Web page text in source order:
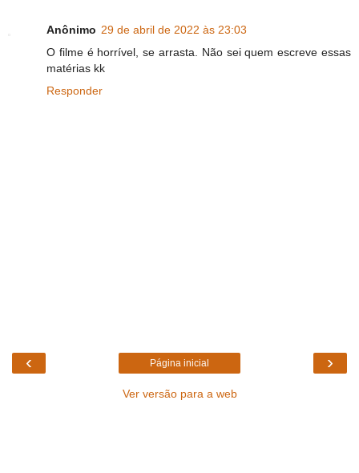
Anônimo 29 de abril de 2022 às 23:03
O filme é horrível, se arrasta. Não sei quem escreve essas
matérias kk
Responder
‹ ›
Página inicial
Ver versão para a web